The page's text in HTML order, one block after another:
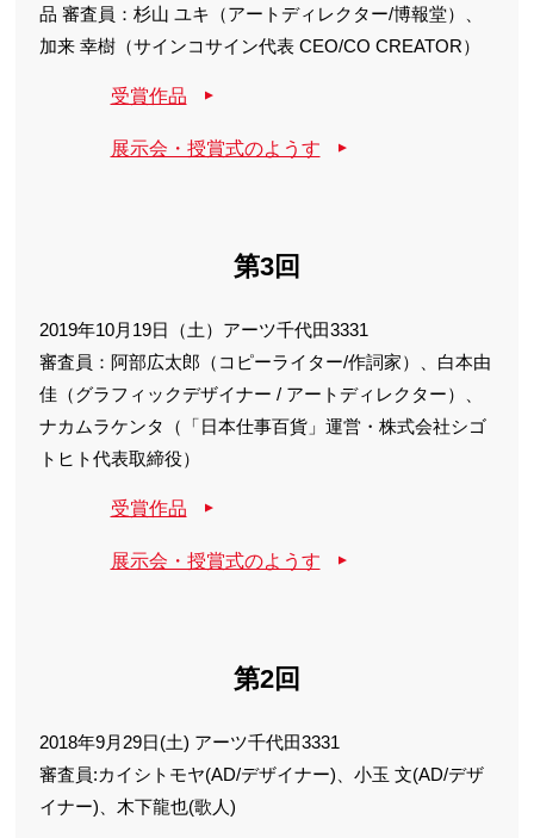
品 審査員：杉山 ユキ（アートディレクター/博報堂）、
加来 幸樹（サインコサイン代表 CEO/CO CREATOR）
受賞作品
展示会・授賞式のようす
第3回
2019年10月19日（土）アーツ千代田3331
審査員：阿部広太郎（コピーライター/作詞家）、白本由
佳（グラフィックデザイナー / アートディレクター）、
ナカムラケンタ（「日本仕事百貨」運営・株式会社シゴ
トヒト代表取締役）
受賞作品
展示会・授賞式のようす
第2回
2018年9月29日(土) アーツ千代田3331
審査員:カイシトモヤ(AD/デザイナー)、小玉 文(AD/デザ
イナー)、木下龍也(歌人)